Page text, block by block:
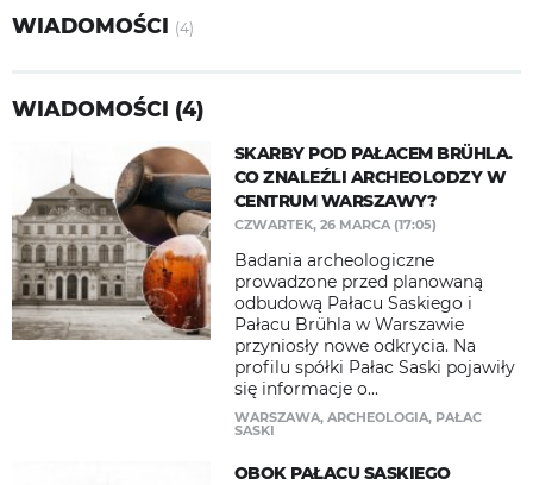
WIADOMOŚCI (4)
WIADOMOŚCI (4)
SKARBY POD PAŁACEM BRÜHLA.
CO ZNALEŹLI ARCHEOLODZY W
CENTRUM WARSZAWY?
CZWARTEK, 26 MARCA (17:05)
Badania archeologiczne
prowadzone przed planowaną
odbudową Pałacu Saskiego i
Pałacu Brühla w Warszawie
przyniosły nowe odkrycia. Na
profilu spółki Pałac Saski pojawiły
się informacje o...
WARSZAWA, ARCHEOLOGIA, PAŁAC
SASKI
OBOK PAŁACU SASKIEGO